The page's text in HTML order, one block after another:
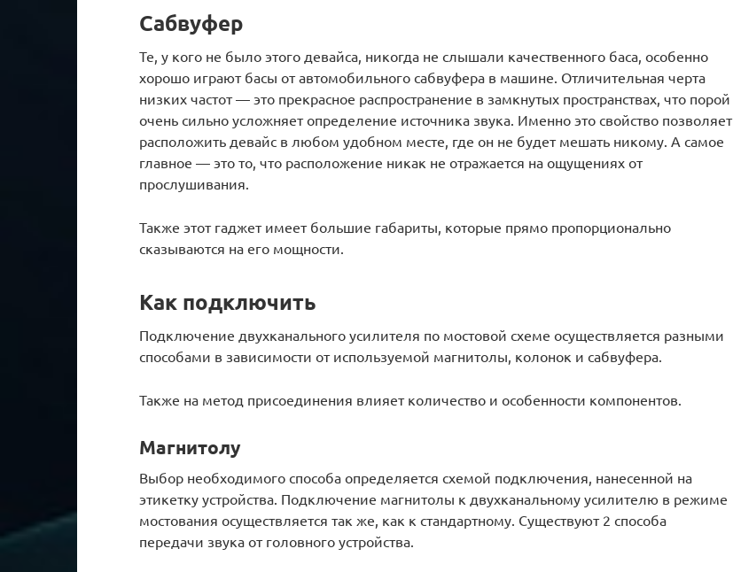
Сабвуфер
Те, у кого не было этого девайса, никогда не слышали качественного баса, особенно
хорошо играют басы от автомобильного сабвуфера в машине. Отличительная черта
низких частот — это прекрасное распространение в замкнутых пространствах, что порой
очень сильно усложняет определение источника звука. Именно это свойство позволяет
расположить девайс в любом удобном месте, где он не будет мешать никому. А самое
главное — это то, что расположение никак не отражается на ощущениях от
прослушивания.
Также этот гаджет имеет большие габариты, которые прямо пропорционально
сказываются на его мощности.
Как подключить
Подключение двухканального усилителя по мостовой схеме осуществляется разными
способами в зависимости от используемой магнитолы, колонок и сабвуфера.
Также на метод присоединения влияет количество и особенности компонентов.
Магнитолу
Выбор необходимого способа определяется схемой подключения, нанесенной на
этикетку устройства. Подключение магнитолы к двухканальному усилителю в режиме
мостования осуществляется так же, как к стандартному. Существуют 2 способа
передачи звука от головного устройства.